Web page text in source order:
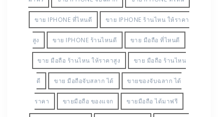
ขาย IPHONE ที่ไหนดี ขาย IPHONE ร้านไหน ให้ราคา
สูง ขาย IPHONE ร้านไหนดี ขาย มือถือ ที่ไหนดี
ขาย มือถือ ร้านไหน ให้ราคาสูง ขาย มือถือ ร้านไหน
ดี ขาย มือถือจับสลาก ได้ ขายของจับฉลาก ได้
ราคา ขายมือถือ ของแจก ขายมือถือ ได้มาฟรี